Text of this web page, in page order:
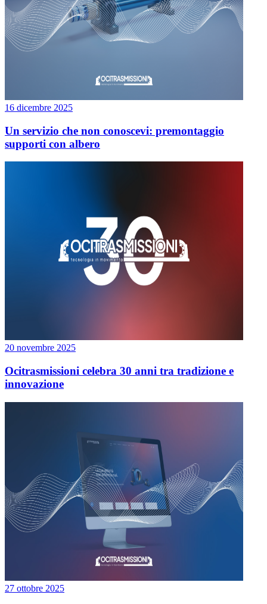
16 dicembre 2025
Un servizio che non conoscevi: premontaggio
supporti con albero
20 novembre 2025
Ocitrasmissioni celebra 30 anni tra tradizione e
innovazione
27 ottobre 2025